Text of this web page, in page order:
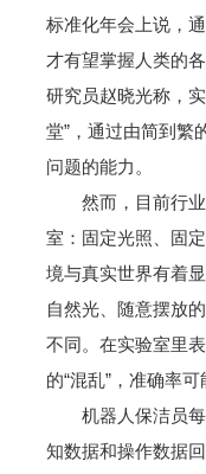
标准化年会上说，
才有望掌握人类的
研究员赵晓光称，
堂”，通过由简到繁
问题的能力。
然而，目前行业
室：固定光照、固
境与真实世界有着
自然光、随意摆放
不同。在实验室里
的“混乱”，准确率
机器人保洁员每
知数据和操作数据